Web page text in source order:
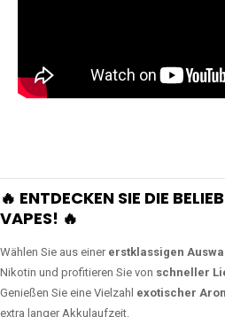
🔥 ENTDECKEN SIE DIE
VAPES! 🔥
Wählen Sie aus einer erstklassigen
Nikotin und profitieren Sie von schneller
Genießen Sie eine Vielzahl exotischer
extra langer Akkulaufzeit.